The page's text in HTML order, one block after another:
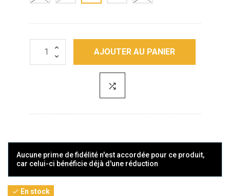
AJOUTER AU PANIER
Aucune prime de fidélité n'est accordée pour ce produit,
car celui-ci bénéficie déjà d'une réduction
 En stock